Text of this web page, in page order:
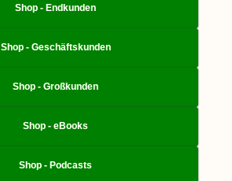
Shop - Endkunden
Shop - Geschäftskunden
Shop - Großkunden
Shop - eBooks
Shop - Podcasts